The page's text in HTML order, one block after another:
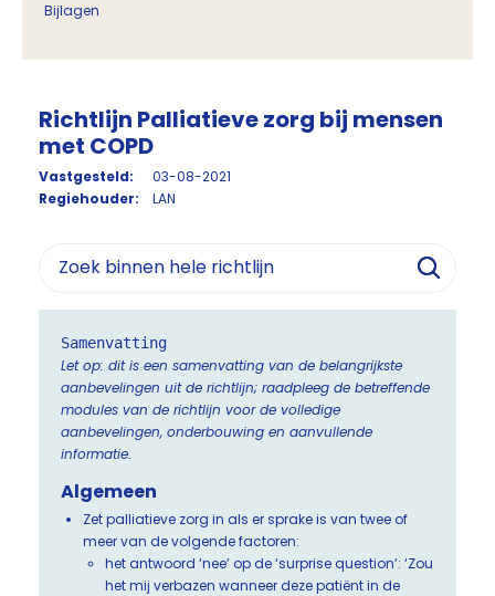
Bijlagen
Richtlijn Palliatieve zorg bij mensen
met COPD
Vastgesteld:
03-08-2021
Regiehouder:
LAN
Samenvatting
Let op: dit is een samenvatting van de belangrijkste
aanbevelingen uit de richtlijn; raadpleeg de betreffende
modules van de richtlijn voor de volledige
aanbevelingen, onderbouwing en aanvullende
informatie.
Algemeen
Zet palliatieve zorg in als er sprake is van twee of
meer van de volgende factoren:
het antwoord ‘nee’ op de ‘surprise question’: ‘Zou
het mij verbazen wanneer deze patiënt in de